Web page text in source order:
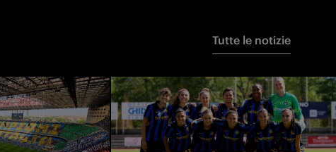
Tutte le notizie